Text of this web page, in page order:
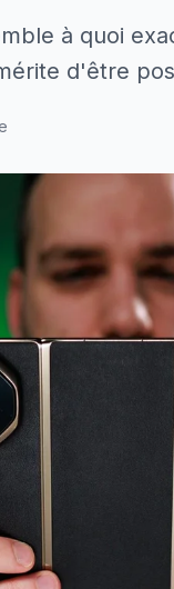
à quoi
d'être